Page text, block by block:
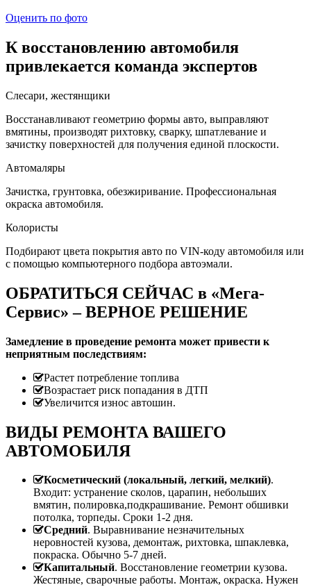
Оценить по фото
К восстановлению автомобиля
привлекается команда экспертов
Слесари, жестянщики
Восстанавливают геометрию формы авто, выправляют
вмятины, производят рихтовку, сварку, шпатлевание и
зачистку поверхностей для получения единой плоскости.
Автомаляры
Зачистка, грунтовка, обезжиривание. Профессиональная
окраска автомобиля.
Колористы
Подбирают цвета покрытия авто по VIN-коду автомобиля или
с помощью компьютерного подбора автоэмали.
ОБРАТИТЬСЯ СЕЙЧАС в «Мега-
Сервис» – ВЕРНОЕ РЕШЕНИЕ
Замедление в проведение ремонта может привести к
неприятным последствиям:
Растет потребление топлива
Возрастает риск попадания в ДТП
Увеличится износ автошин.
ВИДЫ РЕМОНТА ВАШЕГО
АВТОМОБИЛЯ
Косметический (локальный, легкий, мелкий).
Входит: устранение сколов, царапин, небольших
вмятин, полировка,подкрашивание. Ремонт обшивки
потолка, торпеды. Сроки 1-2 дня.
Средний. Выравнивание незначительных
неровностей кузова, демонтаж, рихтовка, шпаклевка,
покраска. Обычно 5-7 дней.
Капитальный. Восстановление геометрии кузова.
Жестяные, сварочные работы. Монтаж, окраска. Нужен